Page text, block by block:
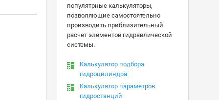
популятрные калькуляторы,
позволяющие самостоятельно
производить приблизительный
расчет элементов гидравлической
системы.
Калькулятор подбора
гидроцилиндра
Калькулятор параметров
гидростанций